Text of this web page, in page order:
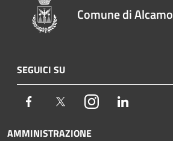
Comune di Alcamo
SEGUICI SU
Facebook TwitterInstagram
AMMINISTRAZIONE